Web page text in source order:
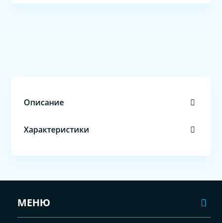
Описание
Характеристики
МЕНЮ